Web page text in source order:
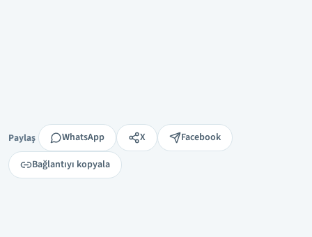
Paylaş
Paylaş WhatsApp X
Facebook
Bağlantıyı kopyala